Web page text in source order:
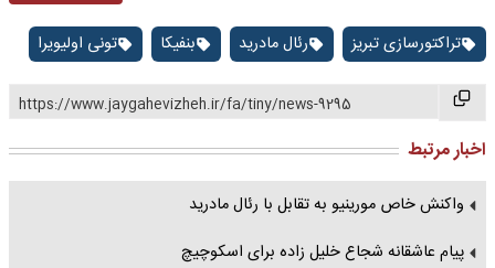
تراکتورسازی تبریز رئال مادرید بنفیکا تونی اولیویرا
https://www.jaygahevizheh.ir/fa/tiny/news-9295
اخبار مرتبط
واکنش خاص مورینیو به تقابل با رئال مادرید
پیام عاشقانه شجاع خلیل زاده برای اسکوچیچ